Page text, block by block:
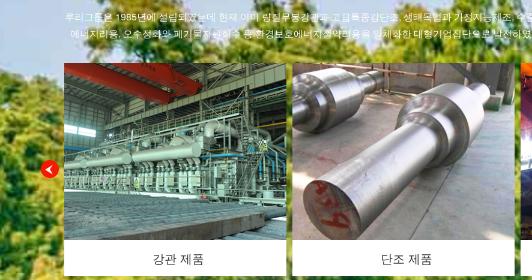
루리그룹은 1985년에 설립되였는데 현재 이미 량질무봉강관과 고급특종강단조, 생태목업과 가정지능제조,
에너지리용, 오수정화와 페기물자원회수 등 환경보호에너지절약리용을 일체화한 대형기업집단으로 발전하
단조 제품 강철 제품